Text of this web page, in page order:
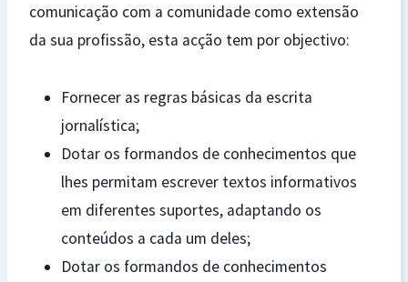
comunicação com a comunidade como extensão
da sua profissão, esta acção tem por objectivo:
Fornecer as regras básicas da escrita
jornalística;
Dotar os formandos de conhecimentos que
lhes permitam escrever textos informativos
em diferentes suportes, adaptando os
conteúdos a cada um deles;
Dotar os formandos de conhecimentos